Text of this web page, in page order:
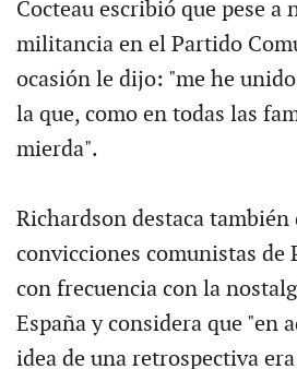
Cocteau escribió que pese a
militancia en el Partido
ocasión le dijo: "me he
la que, como en todas las
mierda".
Richardson destaca también
convicciones comunistas de
con frecuencia con la
España y considera que "en
idea de una retrospectiva